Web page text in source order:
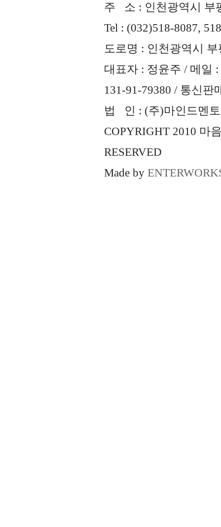
주 소 : 인천광역시 부
Tel : (032)518-8087,
도로명 : 인천광역시
대표자 : 정윤주 / 메일 :
131-91-79380 / 통신판
법 인 : (주)마인드멘토
COPYRIGHT 2010 마
RESERVED
Made by